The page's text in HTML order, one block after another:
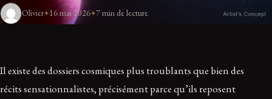
Olivier 16 mai 2026 7 min de lecture
Il existe des dossiers cosmiques plus troublants que bien des
récits sensationnalistes, précisément parce qu’ils reposent